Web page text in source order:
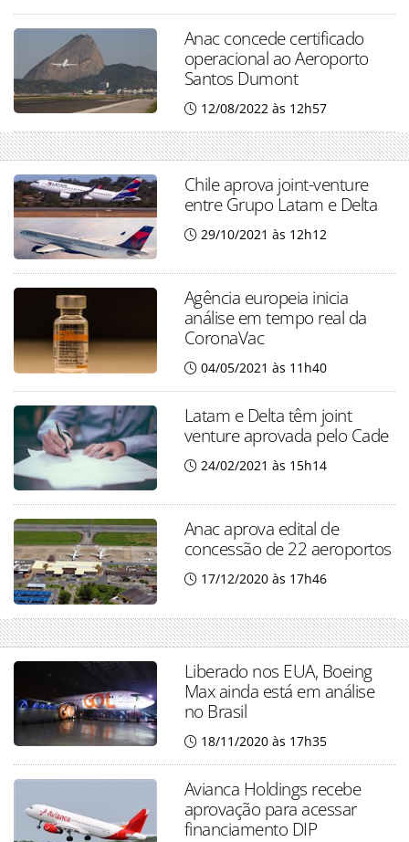
Anac concede certificado
operacional ao Aeroporto
Santos Dumont
12/08/2022 às 12h57
Chile aprova joint-venture
entre Grupo Latam e Delta
29/10/2021 às 12h12
Agência europeia inicia
análise em tempo real da
CoronaVac
04/05/2021 às 11h40
Latam e Delta têm joint
venture aprovada pelo Cade
24/02/2021 às 15h14
Anac aprova edital de
concessão de 22 aeroportos
17/12/2020 às 17h46
Liberado nos EUA, Boeing
Max ainda está em análise
no Brasil
18/11/2020 às 17h35
Avianca Holdings recebe
aprovação para acessar
financiamento DIP